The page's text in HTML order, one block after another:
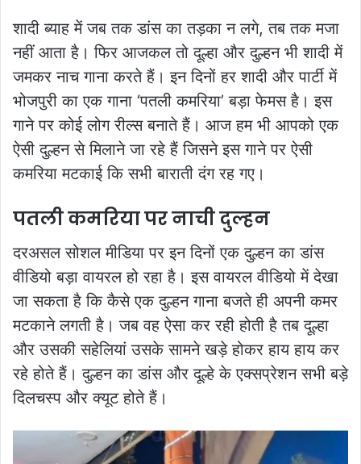
शादी ब्याह में जब तक डांस का तड़का न लगे, तब तक मजा
नहीं आता है। फिर आजकल तो दूल्हा और दुल्हन भी शादी में
जमकर नाच गाना करते हैं। इन दिनों हर शादी और पार्टी में
भोजपुरी का एक गाना ‘पतली कमरिया’ बड़ा फेमस है। इस
गाने पर कोई लोग रील्स बनाते हैं। आज हम भी आपको एक
ऐसी दुल्हन से मिलाने जा रहे हैं जिसने इस गाने पर ऐसी
कमरिया मटकाई कि सभी बाराती दंग रह गए।
पतली कमरिया पर नाची दुल्हन
दरअसल सोशल मीडिया पर इन दिनों एक दुल्हन का डांस
वीडियो बड़ा वायरल हो रहा है। इस वायरल वीडियो में देखा
जा सकता है कि कैसे एक दुल्हन गाना बजते ही अपनी कमर
मटकाने लगती है। जब वह ऐसा कर रही होती है तब दूल्हा
और उसकी सहेलियां उसके सामने खड़े होकर हाय हाय कर
रहे होते हैं। दुल्हन का डांस और दूल्हे के एक्सप्रेशन सभी बड़े
दिलचस्प और क्यूट होते हैं।